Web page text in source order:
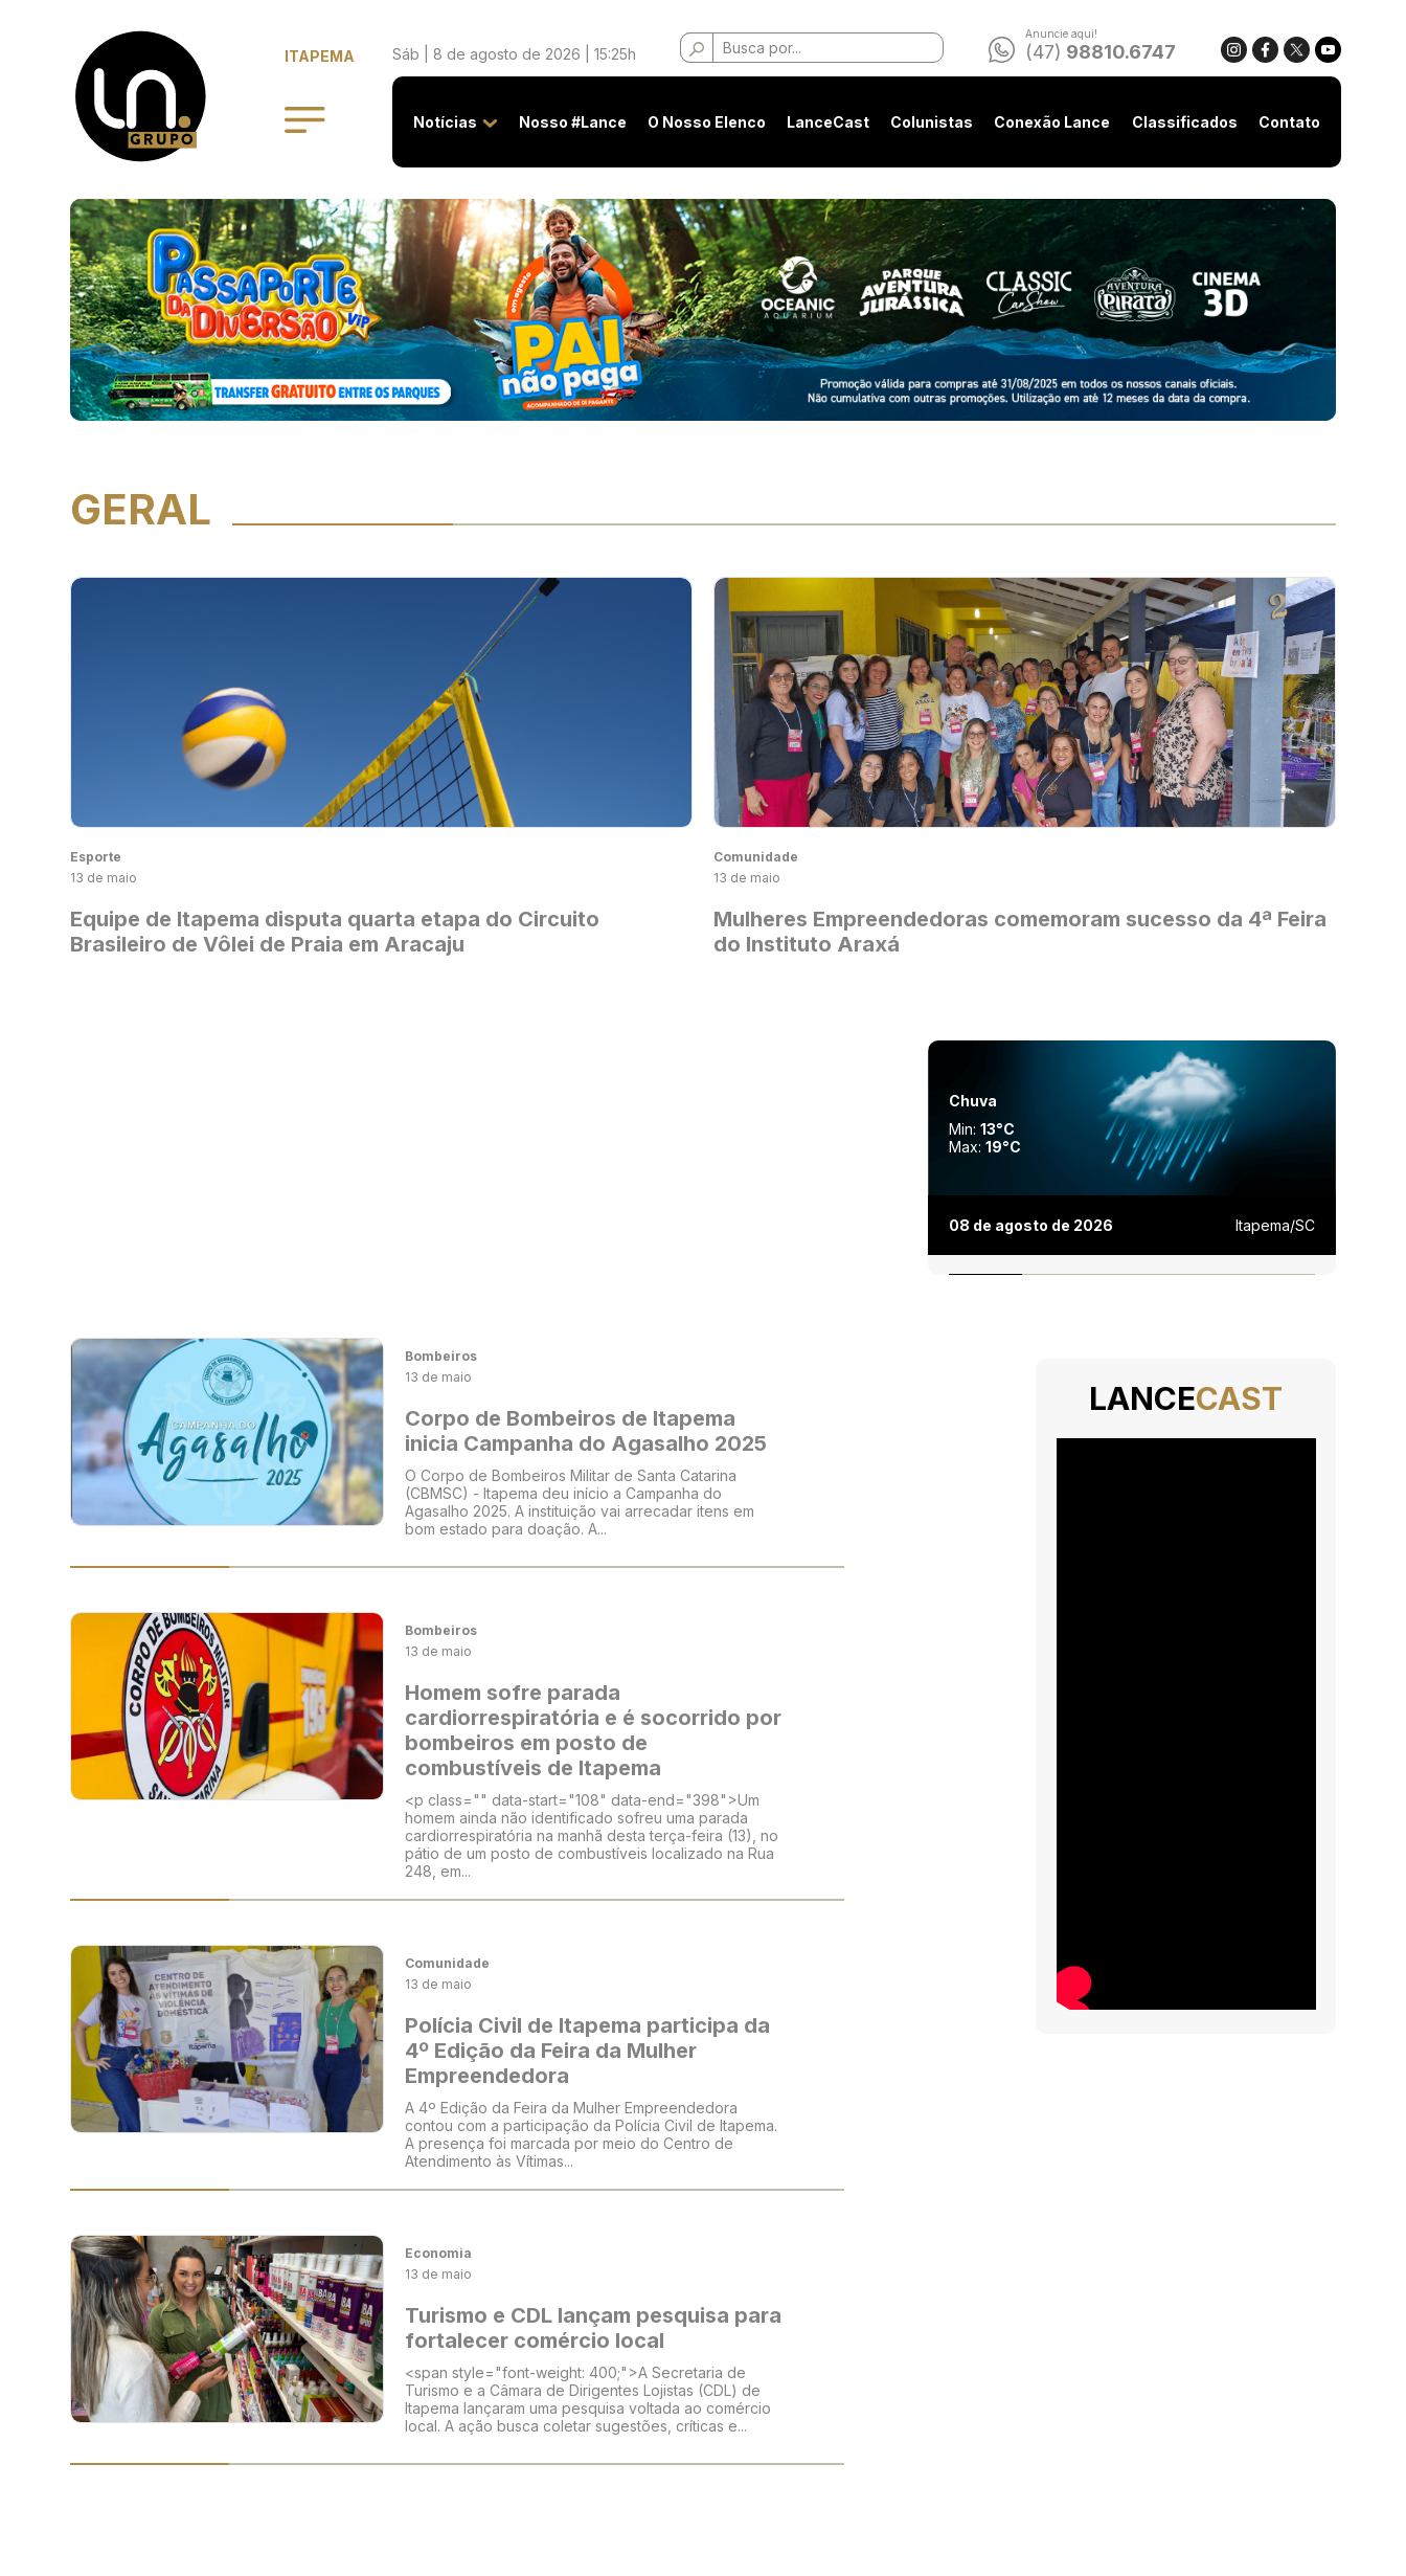
ITAPEMA Sáb | 8 de agosto de 2026 | 15:25h
Buscar
por:
Anuncie aqui!
(47) 98810.6747
Notícias Nosso #Lance O Nosso Elenco LanceCast Colunistas Conexão Lance Classificados Contato
GERAL
Esporte
13 de maio
Equipe de Itapema disputa quarta etapa do Circuito
Brasileiro de Vôlei de Praia em Aracaju
Comunidade
13 de maio
Mulheres Empreendedoras comemoram sucesso da 4ª Feira
do Instituto Araxá
Chuva
Min: 13°C
Max: 19°C
08 de agosto de 2026 Itapema/SC
Bombeiros
13 de maio
Corpo de Bombeiros de Itapema
inicia Campanha do Agasalho 2025
O Corpo de Bombeiros Militar de Santa Catarina
(CBMSC) - Itapema deu início a Campanha do
Agasalho 2025. A instituição vai arrecadar itens em
bom estado para doação. A...
Bombeiros
13 de maio
Homem sofre parada
cardiorrespiratória e é socorrido por
bombeiros em posto de
combustíveis de Itapema
<p class="" data-start="108" data-end="398">Um
homem ainda não identificado sofreu uma parada
cardiorrespiratória na manhã desta terça-feira (13), no
pátio de um posto de combustíveis localizado na Rua
248, em...
Comunidade
13 de maio
Polícia Civil de Itapema participa da
4º Edição da Feira da Mulher
Empreendedora
A 4º Edição da Feira da Mulher Empreendedora
contou com a participação da Polícia Civil de Itapema.
A presença foi marcada por meio do Centro de
Atendimento às Vítimas...
Economia
13 de maio
Turismo e CDL lançam pesquisa para
fortalecer comércio local
<span style="font-weight: 400;">A Secretaria de
Turismo e a Câmara de Dirigentes Lojistas (CDL) de
Itapema lançaram uma pesquisa voltada ao comércio
local. A ação busca coletar sugestões, críticas e...
LANCECAST